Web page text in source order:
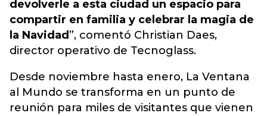
devolverle a esta ciudad un espacio para
compartir en familia y celebrar la magia de
la Navidad ”, comentó Christian Daes,
director operativo de Tecnoglass.
Desde noviembre hasta enero, La Ventana
al Mundo se transforma en un punto de
reunión para miles de visitantes que vienen